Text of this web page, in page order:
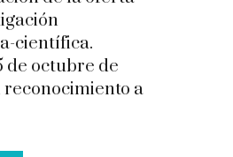
científica.
de octubre de
reconocimiento a